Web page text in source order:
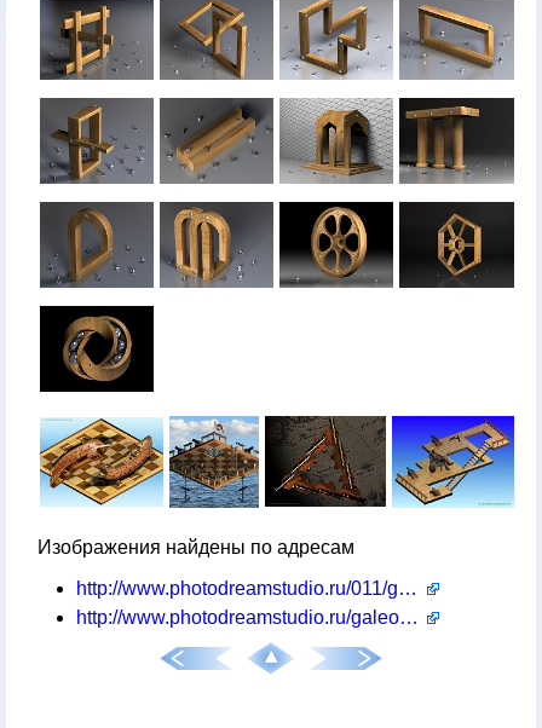
Изображения найдены по адресам
http://www.photodreamstudio.ru/011/gal-112-p-01.shtml
http://www.photodreamstudio.ru/galeon/galeon-p-13.shtml